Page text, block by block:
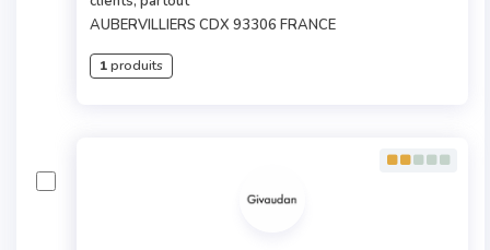
AUBERVILLIERS CDX 93306 FRANCE
1produits